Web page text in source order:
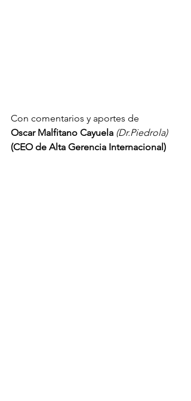
Con comentarios y aportes de
Oscar Malfitano Cayuela (Dr.Piedrola)
(CEO de Alta Gerencia Internacional)